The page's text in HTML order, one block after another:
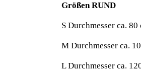
Größen RUND
S Durchmesser ca.
M Durchmesser ca.
L Durchmesser ca.